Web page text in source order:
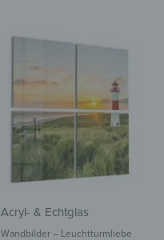
Acryl- & Echtglas
Wandbilder – Leuchtturmliebe